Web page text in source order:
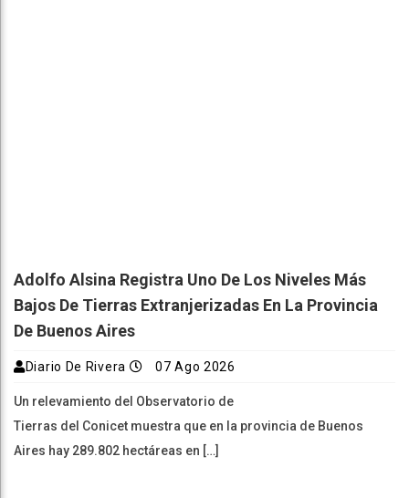
Adolfo Alsina Registra Uno De Los Niveles Más
Bajos De Tierras Extranjerizadas En La Provincia
De Buenos Aires
Diario De Rivera 07 Ago 2026
Un relevamiento del Observatorio de
Tierras del Conicet muestra que en la provincia de Buenos
Aires hay 289.802 hectáreas en […]